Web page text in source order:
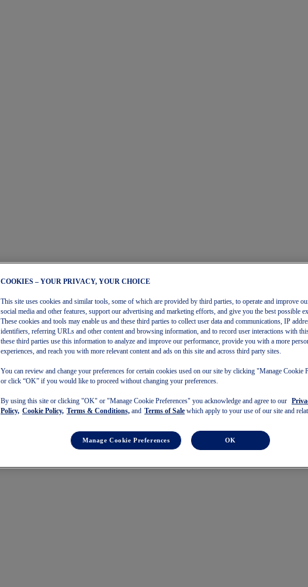
COOKIES – YOUR PRIVACY, YOUR CHOICE
This site uses cookies and similar tools, some of which are provided by third parties, to operate and improve
social media and other features, support our advertising and marketing efforts, and give you the best possible
These cookies and tools may enable us and these third parties to collect user data and communications, IP
identifiers, referring URLs and other content and browsing information, and to record user interactions with
these third parties use this information to analyze and improve our performance, provide you with a more
experiences, and reach you with more relevant content and ads on this site and across third party sites.
You can review and change your preferences for certain cookies used on our site by clicking "Manage Cookie
or click “OK” if you would like to proceed without changing your preferences.
By using this site or clicking "OK" or "Manage Cookie Preferences" you acknowledge and agree to our
Policy, Cookie Policy, Terms & Conditions, and Terms of Sale which apply to your use of our site and
Manage Cookie Preferences OK